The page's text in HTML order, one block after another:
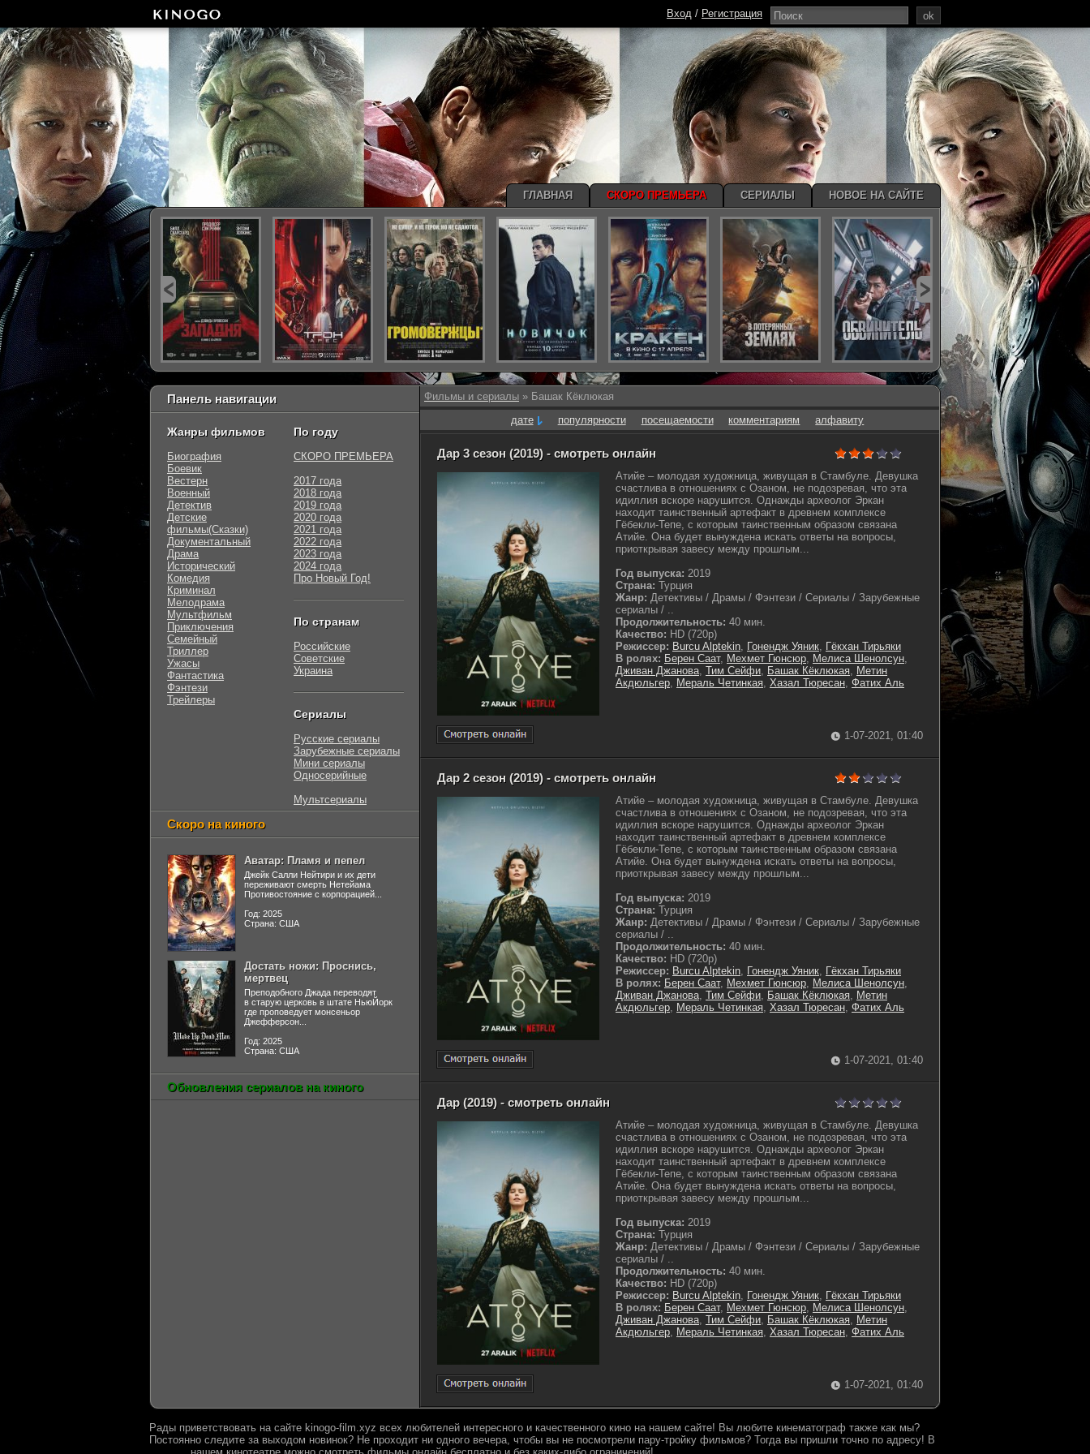
Фильмы и сериалы » Башак Кёклюкая
дате
популярности посещаемости комментариям алфавиту
Дар 3 сезон (2019) - смотреть онлайн
Атийе – молодая художница, живущая в Стамбуле. Девушка
счастлива в отношениях с Озаном, не подозревая, что эта
идиллия вскоре нарушится. Однажды археолог Эркан
находит таинственный артефакт в древнем комплексе
Гёбекли-Тепе, с которым таинственным образом связана
Атийе. Она будет вынуждена искать ответы на вопросы,
приоткрывая завесу между прошлым...
Год выпуска: 2019
Страна: Турция
Жанр: Детективы / Драмы / Фэнтези / Сериалы / Зарубежные
сериалы / ..
Продолжительность: 40 мин.
Качество: HD (720p)
Режиссер: Burcu Alptekin, Гонендж Уяник, Гёкхан Тирьяки
В ролях: Берен Саат, Мехмет Гюнсюр, Мелиса Шенолсун,
Дживан Джанова, Тим Сейфи, Башак Кёклюкая, Метин
Акдюльгер, Мераль Четинкая, Хазал Тюресан, Фатих Аль
1-07-2021, 01:40
Дар 2 сезон (2019) - смотреть онлайн
Атийе – молодая художница, живущая в Стамбуле. Девушка
счастлива в отношениях с Озаном, не подозревая, что эта
идиллия вскоре нарушится. Однажды археолог Эркан
находит таинственный артефакт в древнем комплексе
Гёбекли-Тепе, с которым таинственным образом связана
Атийе. Она будет вынуждена искать ответы на вопросы,
приоткрывая завесу между прошлым...
Год выпуска: 2019
Страна: Турция
Жанр: Детективы / Драмы / Фэнтези / Сериалы / Зарубежные
сериалы / ..
Продолжительность: 40 мин.
Качество: HD (720p)
Режиссер: Burcu Alptekin, Гонендж Уяник, Гёкхан Тирьяки
В ролях: Берен Саат, Мехмет Гюнсюр, Мелиса Шенолсун,
Дживан Джанова, Тим Сейфи, Башак Кёклюкая, Метин
Акдюльгер, Мераль Четинкая, Хазал Тюресан, Фатих Аль
1-07-2021, 01:40
Дар (2019) - смотреть онлайн
Атийе – молодая художница, живущая в Стамбуле. Девушка
счастлива в отношениях с Озаном, не подозревая, что эта
идиллия вскоре нарушится. Однажды археолог Эркан
находит таинственный артефакт в древнем комплексе
Гёбекли-Тепе, с которым таинственным образом связана
Атийе. Она будет вынуждена искать ответы на вопросы,
приоткрывая завесу между прошлым...
Год выпуска: 2019
Страна: Турция
Жанр: Детективы / Драмы / Фэнтези / Сериалы / Зарубежные
сериалы / ..
Продолжительность: 40 мин.
Качество: HD (720p)
Режиссер: Burcu Alptekin, Гонендж Уяник, Гёкхан Тирьяки
В ролях: Берен Саат, Мехмет Гюнсюр, Мелиса Шенолсун,
Дживан Джанова, Тим Сейфи, Башак Кёклюкая, Метин
Акдюльгер, Мераль Четинкая, Хазал Тюресан, Фатих Аль
1-07-2021, 01:40
Панель навигации
Жанры фильмов
Биография
Боевик
Вестерн
Военный
Детектив
Детские
фильмы(Сказки)
Документальный
Драма
Исторический
Комедия
Криминал
Мелодрама
Мультфильм
Приключения
Семейный
Триллер
Ужасы
Фантастика
Фэнтези
Трейлеры
По году
СКОРО ПРЕМЬЕРА
2017 года
2018 года
2019 года
2020 года
2021 года
2022 года
2023 года
2024 года
Про Новый Год!
По странам
Российские
Советские
Украина
Сериалы
Русские сериалы
Зарубежные сериалы
Мини сериалы
Односерийные
Мультсериалы
Скоро на киного
Аватар: Пламя и пепел
Джейк Салли Нейтири и их дети
переживают смерть Нетейама
Противостояние с корпорацией...
Год: 2025
Страна: США
Достать ножи: Проснись,
мертвец
Преподобного Джада переводят
в старую церковь в штате НьюЙорк
где проповедует монсеньор
Джефферсон...
Год: 2025
Страна: США
Обновления сериалов на киного
ok
Вход / Регистрация
ГЛАВНАЯ СКОРО ПРЕМЬЕРА СЕРИАЛЫ НОВОЕ НА САЙТЕ
Рады приветствовать на сайте kinogo-film.xyz всех любителей интересного и качественного кино на нашем сайте! Вы любите кинематограф также как мы?
Постоянно следите за выходом новинок? Не проходит ни одного вечера, чтобы вы не посмотрели пару-тройку фильмов? Тогда вы пришли точно по адресу! В